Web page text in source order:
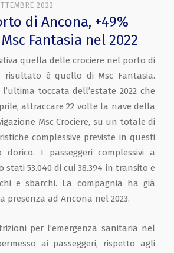
2022
di Ancona, +49%
Fantasia nel 2022
quella delle crociere nel porto di
risultato è quello di Msc Fantasia.
toccata dell’estate 2022 che
attraccare 22 volte la nave della
Msc Crociere, su un totale di
complessive previste in questi
dorico. I passeggeri complessivi a
stati 53.040 di cui 38.394 in transito e
e sbarchi. La compagnia ha già
presenza ad Ancona nel 2023.
per l’emergenza sanitaria nel
ai passeggeri, rispetto agli